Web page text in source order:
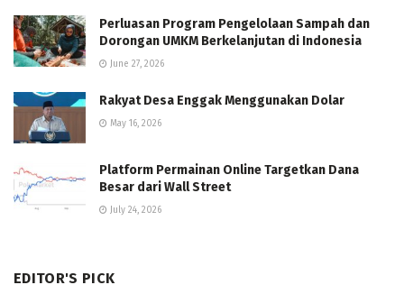
Perluasan Program Pengelolaan Sampah dan
Dorongan UMKM Berkelanjutan di Indonesia
June 27, 2026
Rakyat Desa Enggak Menggunakan Dolar
May 16, 2026
Platform Permainan Online Targetkan Dana
Besar dari Wall Street
July 24, 2026
EDITOR'S PICK